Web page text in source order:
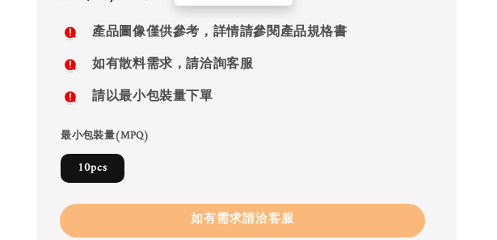
price產品圖像僅供參考，詳情請參閱產品規格書
如有散料需求，請洽詢客服
請以最小包裝量下單
最小包裝量(MPQ)
10pcs
如有需求請洽客服